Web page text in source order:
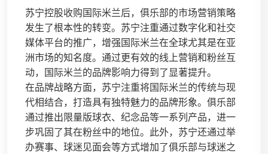
苏宁控股收购国际米兰后，俱乐部的市场营销策略
发生了根本性的转变。苏宁注重通过数字化和社交
媒体平台的推广，增强国际米兰在全球尤其是在亚
洲市场的知名度。通过更有效的线上营销和粉丝互
动，国际米兰的品牌影响力得到了显著提升。
在品牌战略方面，苏宁注重将国际米兰的传统与现
代相结合，打造具有独特魅力的品牌形象。俱乐部
通过推出限量版球衣、纪念品等一系列产品，进一
步巩固了其在粉丝中的地位。此外，苏宁还通过举
办赛事、球迷见面会等方式增加了俱乐部与球迷之